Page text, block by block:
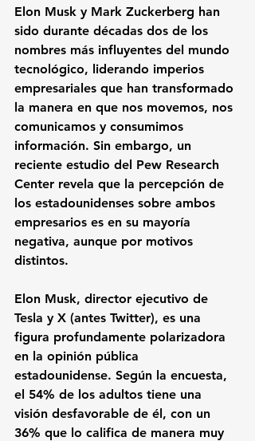
Elon Musk y Mark Zuckerberg han
sido durante décadas dos de los
nombres más influyentes del mundo
tecnológico, liderando imperios
empresariales que han transformado
la manera en que nos movemos, nos
comunicamos y consumimos
información. Sin embargo, un
reciente estudio del Pew Research
Center revela que la percepción de
los estadounidenses sobre ambos
empresarios es en su mayoría
negativa, aunque por motivos
distintos.
Elon Musk, director ejecutivo de
Tesla y X (antes Twitter), es una
figura profundamente polarizadora
en la opinión pública
estadounidense. Según la encuesta,
el 54% de los adultos tiene una
visión desfavorable de él, con un
36% que lo califica de manera muy